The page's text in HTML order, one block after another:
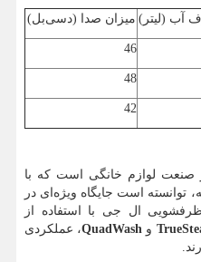
آب (لیتر) میزان صدا (دسی‌بل)
46
48
42
لوازم خانگی است که با
توانسته است جایگاه ویژه‌ای در
ظرفشویی ال جی با استفاده از
و QuadWash، عملکردی